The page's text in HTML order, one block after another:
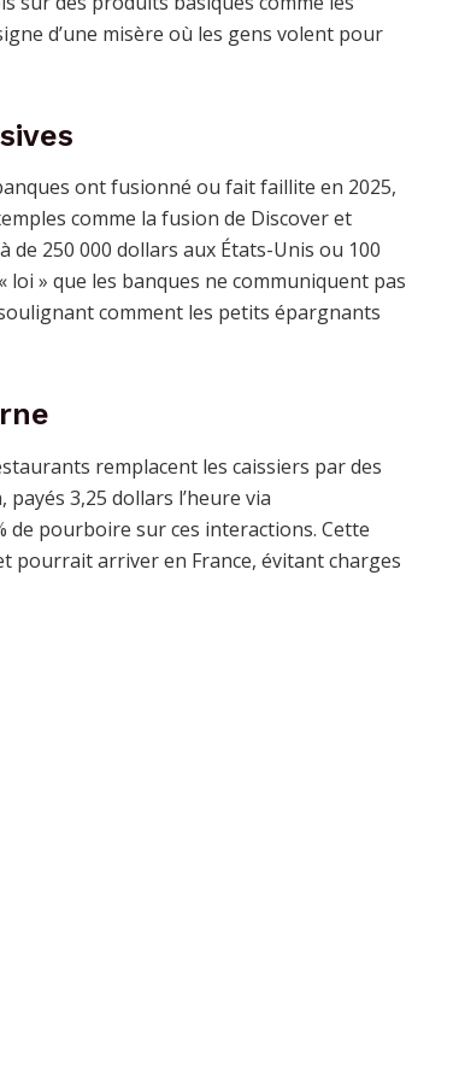
d’une misère où les gens volent pour
ont fusionné ou fait faillite en 2025,
comme la fusion de Discover et
250 000 dollars aux États-Unis ou 100
» que les banques ne communiquent pas
comment les petits épargnants
remplacent les caissiers par des
3,25 dollars l’heure via
de pourboire sur ces interactions. Cette
pourrait arriver en France, évitant charges